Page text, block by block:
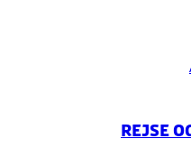
Rejse